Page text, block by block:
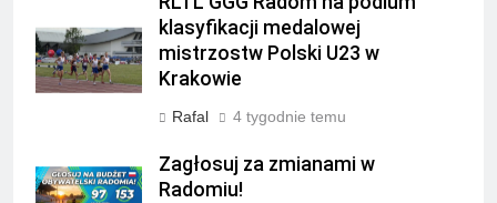
klasyfikacji medalowej
mistrzostw Polski U23 w
Krakowie
Rafal 4 tygodnie temu
Zagłosuj za zmianami w
Radomiu!